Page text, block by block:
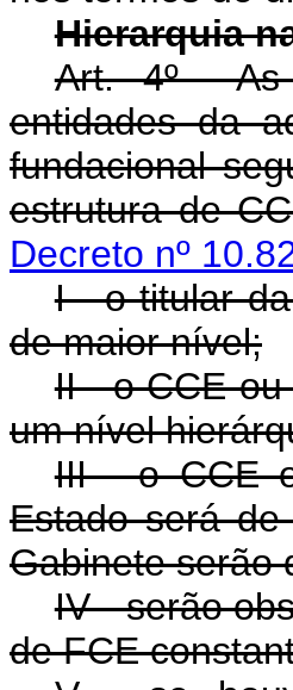
Hierarquia
Art. 4º As
entidades da
fundacional
estrutura de
Decreto nº
I - o titular
de maior nível;
II - o CCE ou
um nível
III - o CCE
Estado será
Gabinete serão
IV - serão
de FCE